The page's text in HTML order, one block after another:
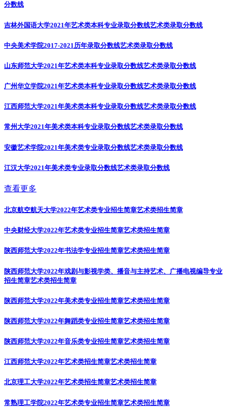
分数线
吉林外国语大学2021年艺术类本科专业录取分数线艺术类录取分数线
中央美术学院2017-2021历年录取分数线艺术类录取分数线
山东师范大学2021年艺术类本科专业录取分数线艺术类录取分数线
广州华立学院2021年艺术类本科专业录取分数线艺术类录取分数线
江西师范大学2021年美术类本科专业录取分数线艺术类录取分数线
常州大学2021年美术类本科专业录取分数线艺术类录取分数线
安徽艺术学院2021年美术类专业录取分数线艺术类录取分数线
江汉大学2021年美术类专业录取分数线艺术类录取分数线
查看更多
北京航空航天大学2022年艺术类专业招生简章艺术类招生简章
中央财经大学2022年艺术类专业招生简章艺术类招生简章
陕西师范大学2022年书法学专业招生简章艺术类招生简章
陕西师范大学2022年戏剧与影视学类、播音与主持艺术、广播电视编导专业
招生简章艺术类招生简章
陕西师范大学2022年美术类专业招生简章艺术类招生简章
陕西师范大学2022年舞蹈类专业招生简章艺术类招生简章
陕西师范大学2022年音乐类专业招生简章艺术类招生简章
江西师范大学2022年艺术类招生简章艺术类招生简章
北京理工大学2022年艺术类招生简章艺术类招生简章
常熟理工学院2022年艺术类专业招生简章艺术类招生简章